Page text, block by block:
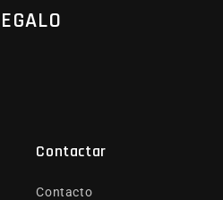
Contactar
Contacto